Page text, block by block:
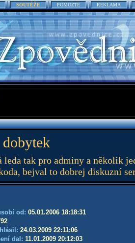
SOUTĚŽE POMOZTE REKLAMA
dobytek
leda tak pro adminy a několik
bejval to dobrej diskuzní
od: 05.01.2006 18:18:31
24.03.2009 22:11:06
dal: 11.01.2009 20:12:03